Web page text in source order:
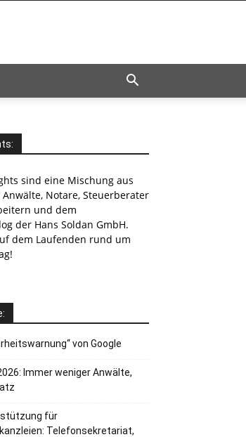
sind eine Mischung aus
Notare, Steuerberater
und dem
der Hans Soldan GmbH.
dem Laufenden rund um
von Google
Immer weniger Anwälte,
für
Telefonsekretariat,